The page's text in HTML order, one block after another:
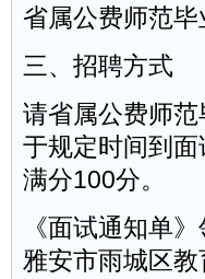
省属公费师范
三、招聘方式
请省属公费师
于规定时间到
满分100分。
《面试通知单
雅安市雨城区